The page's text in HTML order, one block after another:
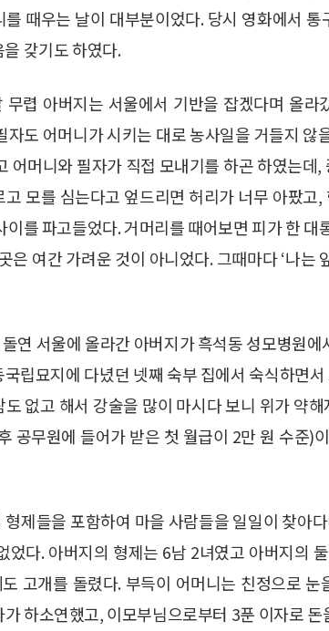
를 때우는 날이 대부분이었다. 당시 영화에서
갖기도 하였다.
무렵 아버지는 서울에서 기반을 잡겠다며 올라
자도 어머니가 시키는 대로 농사일을 거들지 않
어머니와 필자가 직접 모내기를 하곤 하였는데
고 모를 심는다고 엎드리면 허리가 너무 아팠고
이를 파고들었다. 거머리를 때어보면 피가 한
은 여간 가려운 것이 아니었다. 그때마다 ‘나는
연 서울에 올라간 아버지가 흑석동 성모병원
립묘지에 다녔던 넷째 숙부 집에서 숙식하면
없고 해서 강술을 많이 마시다 보니 위가 약
공무원에 들어가 받은 첫 월급이 2만 원 수준)
제들을 포함하여 마을 사람들을 일일이 찾아
었다. 아버지의 형제는 6남 2녀였고 아버지의
고개를 돌렸다. 부득이 어머니는 친정으로
하소연했고, 이모부님으로부터 3푼 이자로